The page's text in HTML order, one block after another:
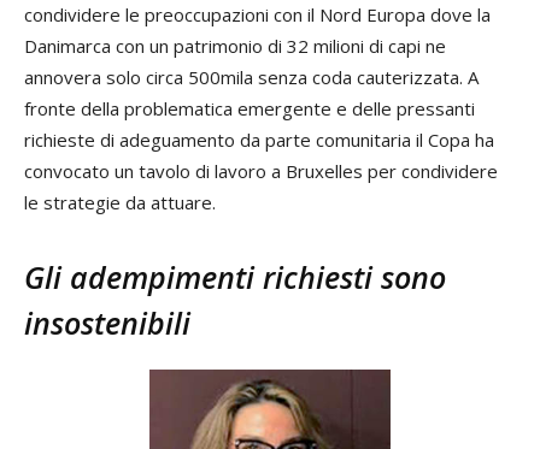
condividere le preoccupazioni con il Nord Europa dove la
Danimarca con un patrimonio di 32 milioni di capi ne
annovera solo circa 500mila senza coda cauterizzata. A
fronte della problematica emergente e delle pressanti
richieste di adeguamento da parte comunitaria il Copa ha
convocato un tavolo di lavoro a Bruxelles per condividere
le strategie da attuare.
Gli adempimenti richiesti sono
insostenibili